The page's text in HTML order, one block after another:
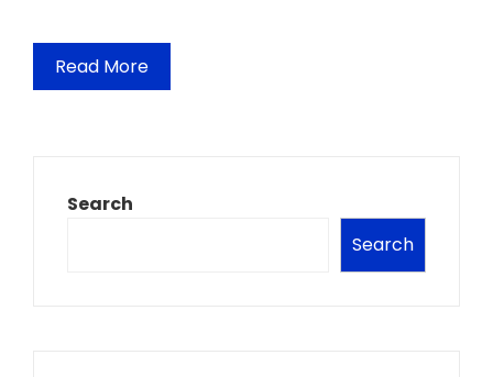
Read More
Search
Search